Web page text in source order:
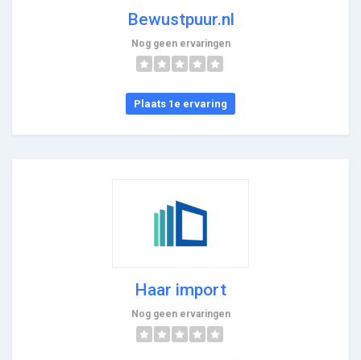
Bewustpuur.nl
Nog geen ervaringen
Plaats 1e ervaring
Haar import
Nog geen ervaringen